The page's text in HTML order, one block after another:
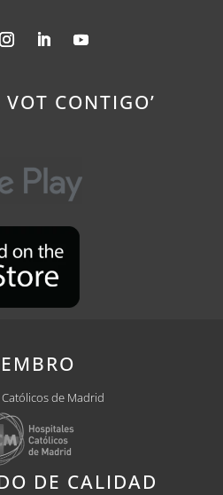
CONTIGO’
de Madrid
DE CALIDAD